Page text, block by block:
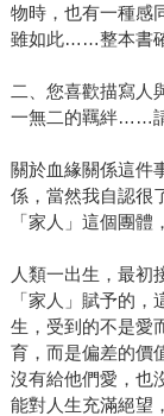
物時，也有一種感
雖如此……整本書
二、您喜歡描寫人
一無二的羈絆……
關於血緣關係這件
係，當然我自認很
「家人」這個團體
人類一出生，最初
「家人」賦予的
生，受到的不是愛
育，而是偏差的價
沒有給他們愛，也
能對人生充滿絕望